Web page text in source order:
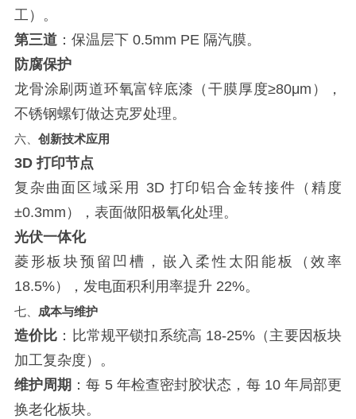
工）。
第三道：保温层下 0.5mm PE 隔汽膜。
防腐保护
龙骨涂刷两道环氧富锌底漆（干膜厚度≥80μm），
不锈钢螺钉做达克罗处理。
六、 创新技术应用
3D 打印节点
复杂曲面区域采用 3D 打印铝合金转接件（精度
±0.3mm），表面做阳极氧化处理。
光伏一体化
菱形板块预留凹槽，嵌入柔性太阳能板（效率
18.5%），发电面积利用率提升 22%。
七、 成本与维护
造价比 ：比常规平锁扣系统高 18-25%（主要因板块
加工复杂度）。
维护周期 ：每 5 年检查密封胶状态，每 10 年局部更
换老化板块。